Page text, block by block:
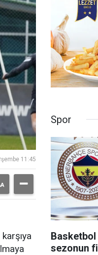
11:45
Spor
Basketbol
sezonun